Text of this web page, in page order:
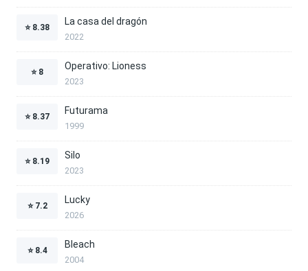
⭐ 8.38
La casa del dragón
2022
⭐ 8
Operativo: Lioness
2023
⭐ 8.37
Futurama
1999
⭐ 8.19
Silo
2023
⭐ 7.2
Lucky
2026
⭐ 8.4
Bleach
2004